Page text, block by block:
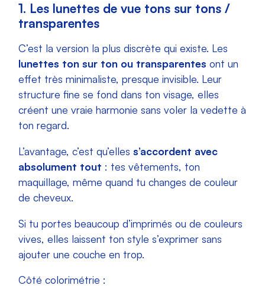
1. Les lunettes de vue tons sur tons /
transparentes
C’est la version la plus discrète qui existe. Les
lunettes ton sur ton ou transparentes ont un
effet très minimaliste, presque invisible. Leur
structure fine se fond dans ton visage, elles
créent une vraie harmonie sans voler la vedette à
ton regard.
L’avantage, c’est qu’elless’accordent avec
absolument tout : tes vêtements, ton
maquillage, même quand tu changes de couleur
de cheveux.
Si tu portes beaucoup d’imprimés ou de couleurs
vives, elles laissent ton style s’exprimer sans
ajouter une couche en trop.
Côté colorimétrie :